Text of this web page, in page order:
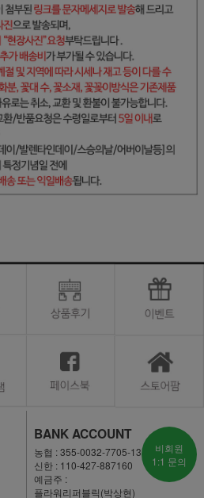
BANK ACCOUNT
농협 : 355-0032-7705-13
신한 : 110-427-887160
예금주 :
플라워리퍼블릭(박상현)
비회원
1:1 문의